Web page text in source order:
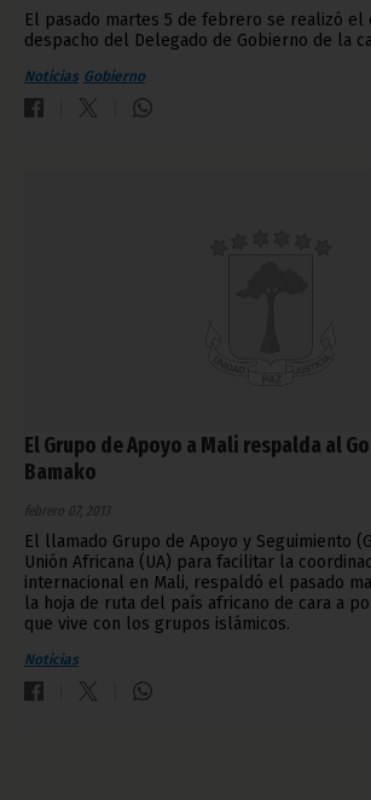
El pasado martes 5 de febrero se realizó el
despacho del Delegado de Gobierno de la
Noticias Gobierno
El Grupo de Apoyo a Mali respalda al
Bamako
febrero 07, 2013
El llamado Grupo de Apoyo y Seguimiento
Unión Africana (UA) para facilitar la
internacional en Mali, respaldó el pasado
la hoja de ruta del país africano de cara a
que vive con los grupos islámicos.
Noticias